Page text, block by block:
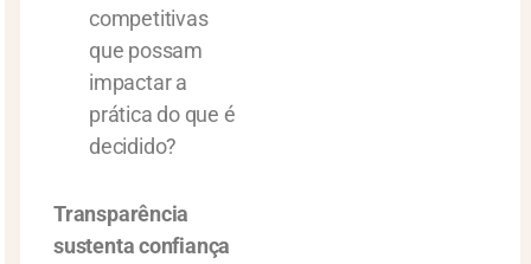
competitivas
que possam
impactar a
prática do que é
decidido?
Transparência
sustenta confiança